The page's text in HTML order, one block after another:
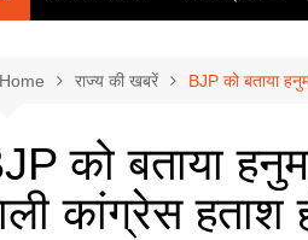
कोलकाता
नई दिल्ली
मुम्बई
कानपुर
आज़मगढ़
ग़ाज़ीपुर
Home राज्य की खबरें BJP को बताया
को बताया
कांग्रेस हताश